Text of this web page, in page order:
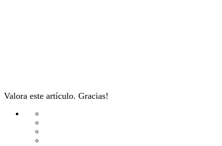
Valora este artículo. Gracias!